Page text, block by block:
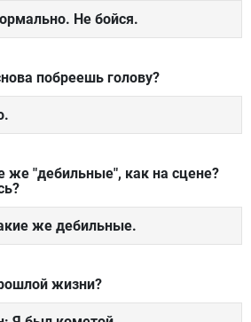
Не бойся.
побреешь голову?
же "дебильные", как на сцене?
же дебильные.
жизни?